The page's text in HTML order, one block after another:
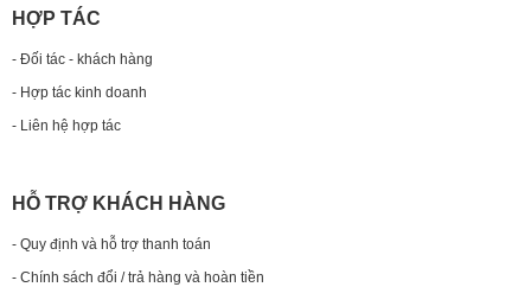
HỢP TÁC
- Đối tác - khách hàng
- Hợp tác kinh doanh
- Liên hệ hợp tác
HỖ TRỢ KHÁCH HÀNG
- Quy định và hỗ trợ thanh toán
- Chính sách đổi / trả hàng và hoàn tiền